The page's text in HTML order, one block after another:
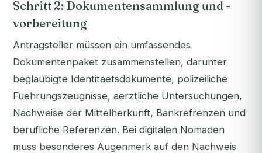
Schritt 2: Dokumentensammlung und -
vorbereitung
Antragsteller müssen ein umfassendes
Dokumentenpaket zusammenstellen, darunter
beglaubigte Identitaetsdokumente, polizeiliche
Fuehrungszeugnisse, aerztliche Untersuchungen,
Nachweise der Mittelherkunft, Bankrefrenzen und
berufliche Referenzen. Bei digitalen Nomaden
muss besonderes Augenmerk auf den Nachweis